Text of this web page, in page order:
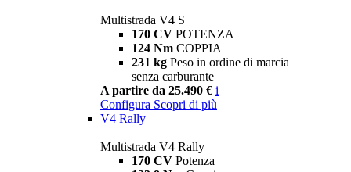
Multistrada V4 S
170 CV POTENZA
124 Nm COPPIA
231 kg Peso in ordine di marcia
senza carburante
A partire da 25.490 € i
Configura Scopri di più
V4 Rally
Multistrada V4 Rally
170 CV Potenza